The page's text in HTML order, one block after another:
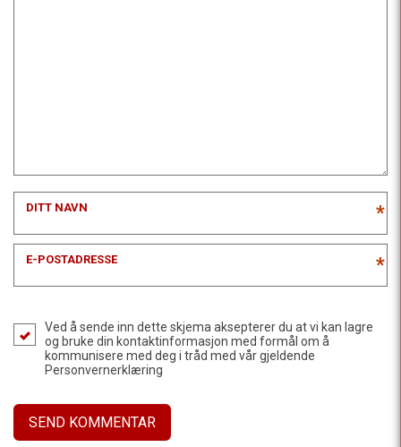
DITT NAVN *
E-POSTADRESSE *
Ved å sende inn dette skjema aksepterer du at vi kan lagre
og bruke din kontaktinformasjon med formål om å
kommunisere med deg i tråd med vår gjeldende
Personvernerklæring